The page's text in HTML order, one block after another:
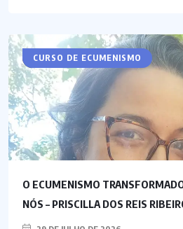
ARTIGOS
CESEEP
CURSO DE ECUMENISMO
O ECUMENISMO
NÓS – PRISCILLA DOS REIS